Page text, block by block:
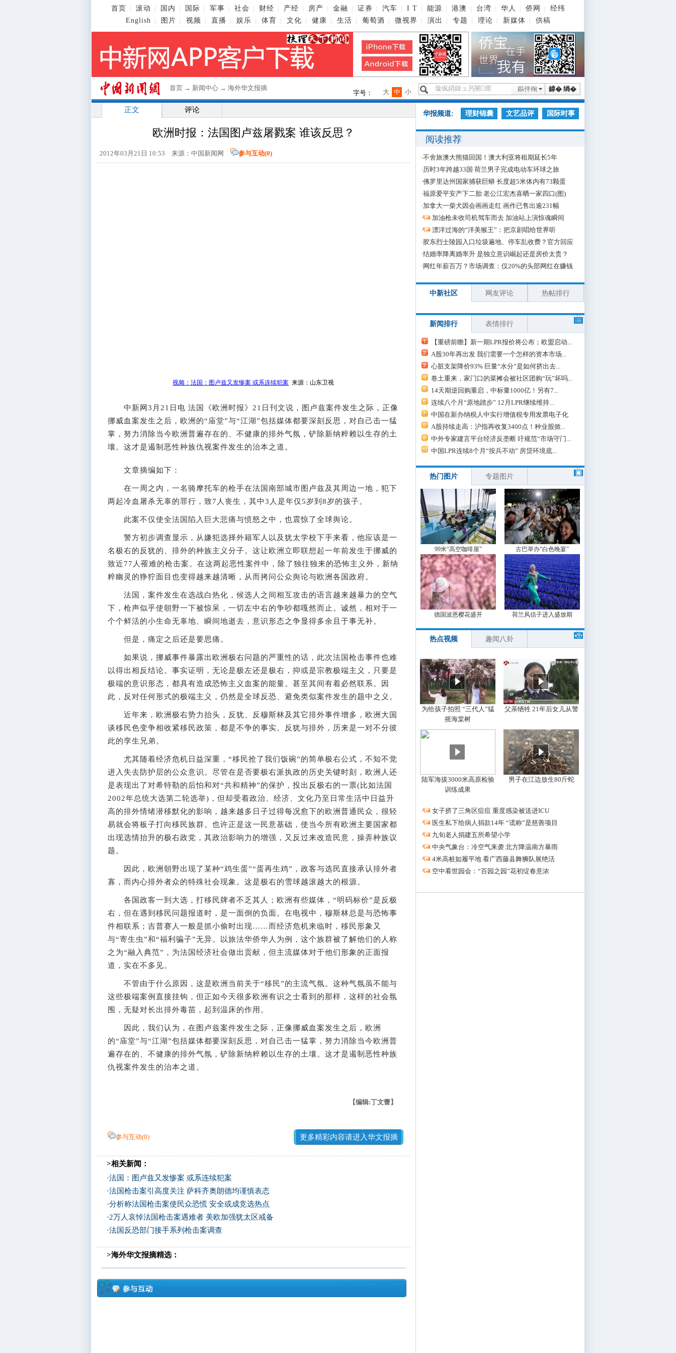
首页 滚动 国内 国际 军事 社会 财经 产经 房产 金融 证券 汽车 I T 能源 港澳 台湾 华人 侨网
经纬
English
图片 视频 直播 娱乐 体育 文化 健康 生活 葡萄酒 微视界 演出 专题 理论 新媒体 供稿
首页 → 新闻中心 → 海外华文报摘 鎼� 绱�
鏂伴椈
字号： 小
中
大
正文 评论
欧洲时报：法国图卢兹屠戮案 谁该反思？
2012年03月21日 10:53 来源：中国新闻网 参与互动(0)
视频：法国：图卢兹又发惨案 或系连续犯案 来源：山东卫视
中新网3月21日电 法国《欧洲时报》21日刊文说，图卢兹案件发生之际，正像
挪威血案发生之后，欧洲的“庙堂”与“江湖”包括媒体都要深刻反思，对自己击一猛
掌，努力消除当今欧洲普遍存在的、不健康的排外气氛，铲除新纳粹赖以生存的土
壤。这才是遏制恶性种族仇视案件发生的治本之道。
文章摘编如下：
在一周之内，一名骑摩托车的枪手在法国南部城市图卢兹及其周边一地，犯下
两起冷血屠杀无辜的罪行，致7人丧生，其中3人是年仅5岁到8岁的孩子。
此案不仅使全法国陷入巨大悲痛与愤怒之中，也震惊了全球舆论。
警方初步调查显示，从嫌犯选择外籍军人以及犹太学校下手来看，他应该是一
名极右的反犹的、排外的种族主义分子。这让欧洲立即联想起一年前发生于挪威的
致近77人罹难的枪击案。在这两起恶性案件中，除了独往独来的恐怖主义外，新纳
粹幽灵的狰狞面目也变得越来越清晰，从而拷问公众舆论与欧洲各国政府。
法国，案件发生在选战白热化，候选人之间相互攻击的语言越来越暴力的空气
下，枪声似乎使朝野一下被惊呆，一切左中右的争吵都嘎然而止。诚然，相对于一
个个鲜活的小生命无辜地、瞬间地逝去，意识形态之争显得多余且于事无补。
但是，痛定之后还是要思痛。
如果说，挪威事件暴露出欧洲极右问题的严重性的话，此次法国枪击事件也难
以得出相反结论。事实证明，无论是极左还是极右，抑或是宗教极端主义，只要是
极端的意识形态，都具有造成恐怖主义血案的能量。甚至其间有着必然联系。因
此，反对任何形式的极端主义，仍然是全球反恐、避免类似案件发生的题中之义。
近年来，欧洲极右势力抬头，反犹、反穆斯林及其它排外事件增多，欧洲大国
谈移民色变争相收紧移民政策，都是不争的事实。反犹与排外，历来是一对不分彼
此的孪生兄弟。
尤其随着经济危机日益深重，“移民抢了我们饭碗”的简单极右公式，不知不觉
进入失去防护层的公众意识。尽管在是否要极右派执政的历史关键时刻，欧洲人还
是表现出了对希特勒的后怕和对“共和精神”的保护，投出反极右的一票(比如法国
2002年总统大选第二轮选举)，但却受着政治、经济、文化乃至日常生活中日益升
高的排外情绪潜移默化的影响，越来越多日子过得每况愈下的欧洲普通民众，很轻
易就会将板子打向移民族群。也许正是这一民意基础，使当今所有欧洲主要国家都
出现选情抬升的极右政党，其政治影响力的增强，又反过来改造民意，操弄种族议
题。
因此，欧洲朝野出现了某种“鸡生蛋”“蛋再生鸡”，政客与选民直接承认排外者
寡，而内心排外者众的特殊社会现象。这是极右的雪球越滚越大的根源。
各国政客一到大选，打移民牌者不乏其人；欧洲有些媒体，“明码标价”是反极
右，但在遇到移民问题报道时，是一面倒的负面。在电视中，穆斯林总是与恐怖事
件相联系；吉普赛人一般是抓小偷时出现……而经济危机来临时，移民形象又
与“寄生虫”和“福利骗子”无异。以旅法华侨华人为例，这个族群被了解他们的人称
之为“融入典范”，为法国经济社会做出贡献，但主流媒体对于他们形象的正面报
道，实在不多见。
不管由于什么原因，这是欧洲当前关于“移民”的主流气氛。这种气氛虽不能与
这些极端案例直接挂钩，但正如今天很多欧洲有识之士看到的那样，这样的社会氛
围，无疑对长出排外毒苗，起到温床的作用。
因此，我们认为，在图卢兹案件发生之际，正像挪威血案发生之后，欧洲
的“庙堂”与“江湖”包括媒体都要深刻反思，对自己击一猛掌，努力消除当今欧洲普
遍存在的、不健康的排外气氛，铲除新纳粹赖以生存的土壤。这才是遏制恶性种族
仇视案件发生的治本之道。
【编辑:丁文蕾】
参与互动(0) 更多精彩内容请进入华文报摘
>相关新闻：
·法国：图卢兹又发惨案 或系连续犯案
·法国枪击案引高度关注 萨科齐奥朗德均谨慎表态
·分析称法国枪击案使民众恐慌 安全或成竞选热点
·2万人哀悼法国枪击案遇难者 美欧加强犹太区戒备
·法国反恐部门接手系列枪击案调查
>海外华文报摘精选：
华报频道: 理财锦囊 文艺品评 国际时事
阅读推荐
·不舍旅澳大熊猫回国！澳大利亚将租期延长5年
·历时3年跨越33国 荷兰男子完成电动车环球之旅
·佛罗里达州国家捕获巨蟒 长度超5米体内有73颗蛋
·福原爱平安产下二胎 老公江宏杰喜晒一家四口(图)
·加拿大一柴犬因会画画走红 画作已售出逾231幅
·
加油枪未收司机驾车而去 加油站上演惊魂瞬间
·
漂洋过海的“洋美猴王”：把京剧唱给世界听
·胶东烈士陵园入口垃圾遍地、停车乱收费？官方回应
·结婚率降离婚率升 是独立意识崛起还是房价太贵？
· 网红年薪百万？市场调查：仅20%的头部网红在赚钱
中新社区 网友评论 热帖排行
新闻排行 表情排行
【重磅前瞻】新一期LPR报价将公布；欧盟启动...
A股30年再出发 我们需要一个怎样的资本市场...
心脏支架降价93% 巨量“水分”是如何挤出去...
卷土重来，家门口的菜摊会被社区团购“玩”坏吗...
14天期逆回购重启，中标量1000亿！另有7...
连续八个月“原地踏步” 12月LPR继续维持...
中国在新办纳税人中实行增值税专用发票电子化
A股持续走高：沪指再收复3400点！种业股掀...
中外专家建言平台经济反垄断 吁规范“市场守门...
中国LPR连续8个月“按兵不动” 房贷环境底...
热门图片 专题图片
99米“高空咖啡屋” 古巴举办“白色晚宴”
德国波恩樱花盛开 荷兰风信子进入盛放期
热点视频 趣闻八卦
为给孩子拍照 “三代人”猛
摇海棠树
父亲牺牲 21年后女儿从警
陆军海拔3000米高原检验
训练成果
男子在江边放生80斤蛇
·
女子挤了三角区痘痘 重度感染被送进ICU
·
医生私下给病人捐款14年 “谎称”是慈善项目
·
九旬老人捐建五所希望小学
·
中央气象台：冷空气来袭 北方降温南方暴雨
·
4米高桩如履平地 看广西藤县舞狮队展绝活
·
空中看世园会：“百园之园”花初绽春意浓